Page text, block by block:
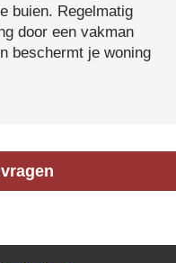
buien. Regelmatig
door een vakman
beschermt je woning